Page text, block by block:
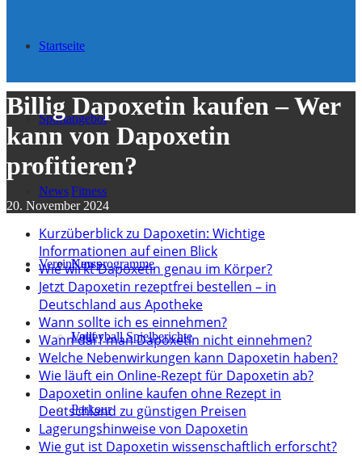
Startseite
Sportangebot
Fitness
Kursprogramme
Lauf
Parkour
News
News
Volleyball Spielberichte
Verein
Billig Dapoxetin kaufen – Wer
kann von Dapoxetin
profitieren?
20. November 2024
Kurzüberblick zu Dapoxetin: Wichtige
Informationen auf einen Blick
Wie wirkt Dapoxetin genau im Körper?
Jetzt Dapoxetin rezeptfrei bestellen – in
Deutschland aus Apotheke
Wann sollte ich es einnehmen?
Wann darf man Dapoxetin nicht einnehmen?
Welche Nebenwirkungen kann Dapoxetin haben?
Wie läuft ein Online-Rezept für Dapoxetin ab?
Dapoxetin online kaufen ohne Rezept in
Deutschland zu günstigen Preisen
Lagerungshinweise von Dapoxetin
Wie gut ist Dapoxetin wissenschaftlich erforscht?